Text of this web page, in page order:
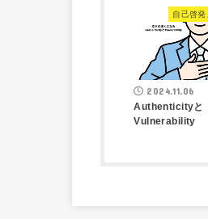
自己啓
2024.11.06
Authenticityと
Vulnerability